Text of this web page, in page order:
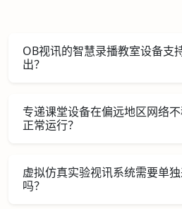
OB视讯的智慧录播教室设备支
出？
专递课堂设备在偏远地区网络
正常运行？
虚拟仿真实验视讯系统需要单
吗？